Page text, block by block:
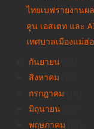
ไทยเบฟรายงานผ
คูน เอสเตท และ
เทศบาลเมืองแม่ฮ่
กันยายน
สิงหาคม
กรกฎาคม
มิถุนายน
พฤษภาคม